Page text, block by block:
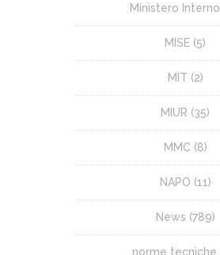
Ministero Interno
MISE (5)
MIT (2)
MIUR (35)
MMC (8)
NAPO (11)
News (789)
norme tecniche